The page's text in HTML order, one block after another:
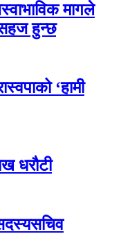
मागले
सहज हुन्छ
‘हामी
धरौटी